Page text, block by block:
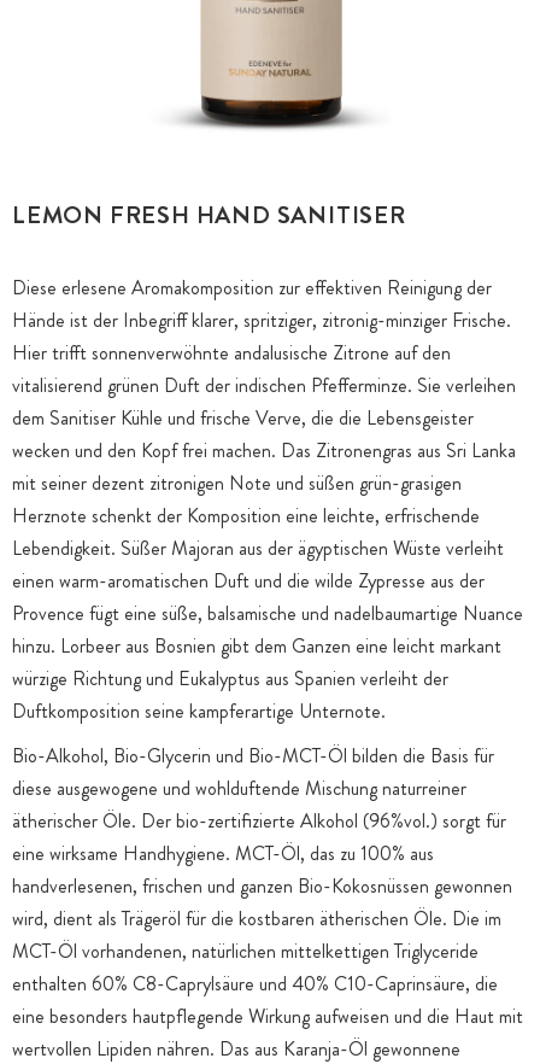
LEMON FRESH HAND SANITISER
Diese erlesene Aromakomposition zur effektiven Reinigung der
Hände ist der Inbegriff klarer, spritziger, zitronig-minziger Frische.
Hier trifft sonnenverwöhnte andalusische Zitrone auf den
vitalisierend grünen Duft der indischen Pfefferminze. Sie verleihen
dem Sanitiser Kühle und frische Verve, die die Lebensgeister
wecken und den Kopf frei machen. Das Zitronengras aus Sri Lanka
mit seiner dezent zitronigen Note und süßen grün-grasigen
Herznote schenkt der Komposition eine leichte, erfrischende
Lebendigkeit. Süßer Majoran aus der ägyptischen Wüste verleiht
einen warm-aromatischen Duft und die wilde Zypresse aus der
Provence fügt eine süße, balsamische und nadelbaumartige Nuance
hinzu. Lorbeer aus Bosnien gibt dem Ganzen eine leicht markant
würzige Richtung und Eukalyptus aus Spanien verleiht der
Duftkomposition seine kampferartige Unternote.
Bio-Alkohol, Bio-Glycerin und Bio-MCT-Öl bilden die Basis für
diese ausgewogene und wohlduftende Mischung naturreiner
ätherischer Öle. Der bio-zertifizierte Alkohol (96%vol.) sorgt für
eine wirksame Handhygiene. MCT-Öl, das zu 100% aus
handverlesenen, frischen und ganzen Bio-Kokosnüssen gewonnen
wird, dient als Trägeröl für die kostbaren ätherischen Öle. Die im
MCT-Öl vorhandenen, natürlichen mittelkettigen Triglyceride
enthalten 60% C8-Caprylsäure und 40% C10-Caprinsäure, die
eine besonders hautpflegende Wirkung aufweisen und die Haut mit
wertvollen Lipiden nähren. Das aus Karanja-Öl gewonnene